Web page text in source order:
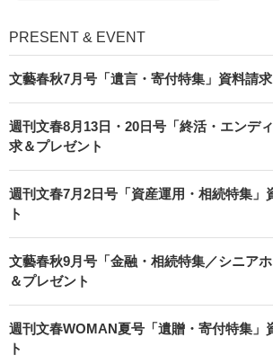
PRESENT & EVENT
文藝春秋7月号「遺言・寄付特集」資料請
週刊文春8月13日・20日号「終活・エンデ
求＆プレゼント
週刊文春7月2日号「資産運用・相続特集」
ト
文藝春秋9月号「金融・相続特集／シニア
＆プレゼント
週刊文春WOMAN夏号「遺贈・寄付特集」
ト